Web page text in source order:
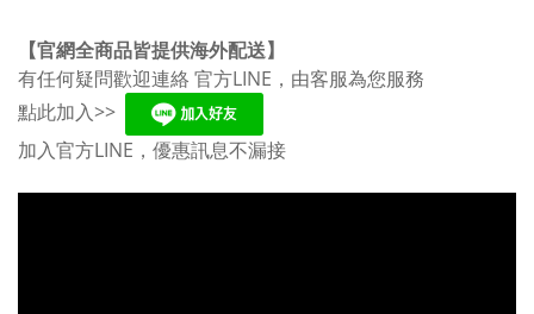
【官網全商品皆提供海外配送】
有任何疑問歡迎連絡 官方LINE，由客服為您服務
點此加入>>
加入官方LINE，優惠訊息不漏接